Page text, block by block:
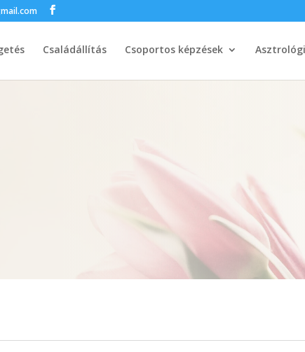
Családállítás Csoportos képzések